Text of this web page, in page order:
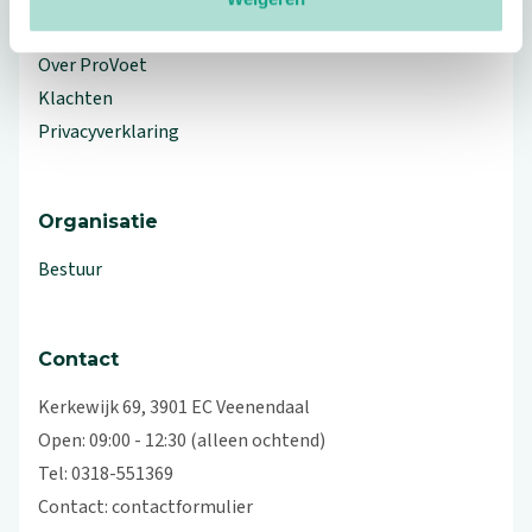
Workshops en lezingen
Over ProVoet
Klachten
Privacyverklaring
Organisatie
Bestuur
Contact
Kerkewijk 69, 3901 EC Veenendaal
Open: 09:00 - 12:30 (alleen ochtend)
Tel: 0318-551369
Contact:contactformulier